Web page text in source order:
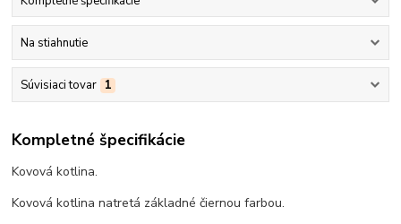
Na stiahnutie
Súvisiaci tovar 1
Kompletné špecifikácie
Kovová kotlina.
Kovová kotlina natretá základné čiernou farbou.